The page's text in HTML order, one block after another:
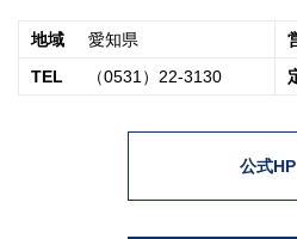
地域 愛知県
TEL
（0531）22-3130
公式HP